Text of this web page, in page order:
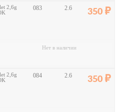
2,6g
083 2.6 350
Нет в наличии
2,6g
084 2.6 350